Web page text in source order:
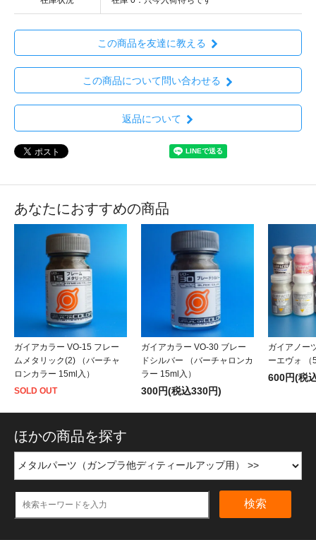
この商品を友達に教える
この商品について問い合わせる
返品について
あなたにおすすめの商品
ガイアカラー VO-15 フレー
ムメタリック(2) （バーチャ
ロンカラー 15ml入）
SOLD OUT
ガイアカラー VO-30 ブレー
ドシルバー （バーチャロンカ
ラー 15ml入）
300円(税込330円)
ガイアノー
ーエヴォ （
600円(税
ほかの商品を探す
検索